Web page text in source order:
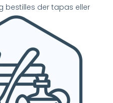
bestilles der tapas eller